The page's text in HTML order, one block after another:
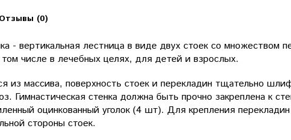
- вертикальная лестница в виде двух стоек со множеством
том числе в лечебных целях, для детей и взрослых.
из массива, поверхность стоек и перекладин тщательно
Гимнастическая стенка должна быть прочно закреплена к
оцинкованный уголок (4 шт). Для крепления
стороны стоек.
Отзывы (0)